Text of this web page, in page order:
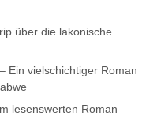
über die lakonische
Ein vielschichtiger Roman
lesenswerten Roman